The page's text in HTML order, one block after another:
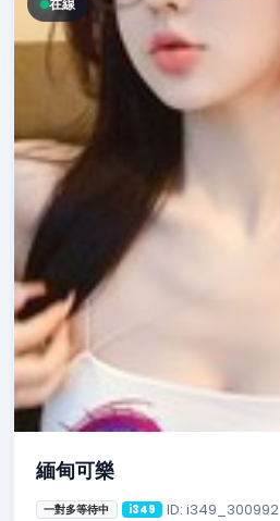
在線
緬甸可樂
一對多等待中 i349 ID: i349_300992